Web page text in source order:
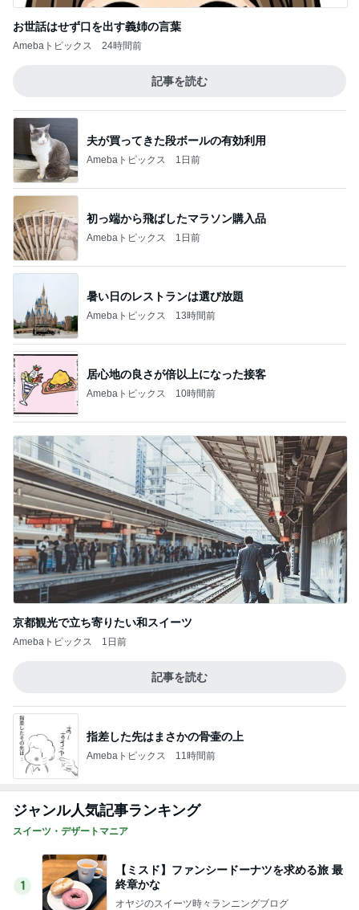
お世話はせず口を出す義姉の言葉
Amebaトピックス 24時間前
記事を読む
夫が買ってきた段ボールの有効利用
Amebaトピックス 1日前
初っ端から飛ばしたマラソン購入品
Amebaトピックス 1日前
暑い日のレストランは選び放題
Amebaトピックス 13時間前
居心地の良さが倍以上になった接客
Amebaトピックス 10時間前
京都観光で立ち寄りたい和スイーツ
Amebaトピックス 1日前
記事を読む
指差した先はまさかの骨壷の上
Amebaトピックス 11時間前
ジャンル人気記事ランキング
スイーツ・デザートマニア
1
【ミスド】ファンシードーナツを求める旅 最
終章かな
オヤジのスイーツ時々ランニングブログ